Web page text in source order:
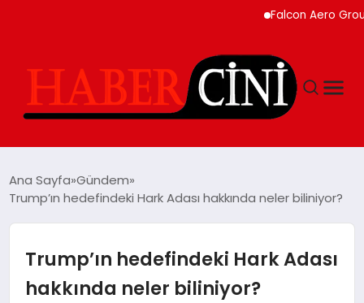
Falcon Aero Group,
GÜNCEL
Ana Sayfa Gündem
Trump’ın hedefindeki Hark Adası hakkında neler biliniyor?
Trump’ın hedefindeki Hark Adası
hakkında neler biliniyor?